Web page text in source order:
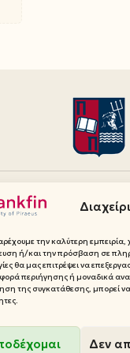
την καλύτερη
ή/και την πρόσβαση σε
θα μας επιτρέψει να
περιήγησης ή μοναδικά
της συγκατάθεσης, μπορεί να
Δεν
Media